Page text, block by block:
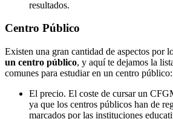
resultados.
Centro Público
Existen una gran cantidad de aspectos por
un centro público, y aquí te dejamos la
comunes para estudiar en un centro público:
El precio. El coste de cursar un
ya que los centros públicos han de
marcados por las instituciones